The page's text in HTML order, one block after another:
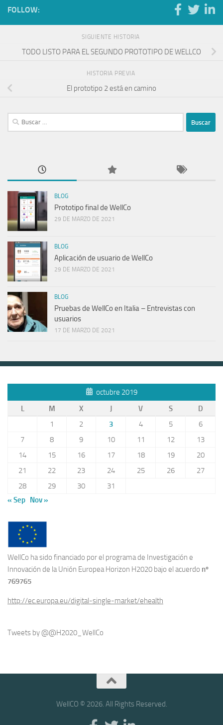
FOLLOW:
SIGUIENTE HISTORIA
TODO LISTO PARA EL SEGUNDO PROTOTIPO DE WELLCO
HISTORIA PREVIA
El prototipo 2 está en camino
Buscar:
BLOG
Prototipo final de WellCo
29 DE MARZO DE 2021
BLOG
Aplicación de usuario de WellCo
29 DE MARZO DE 2021
BLOG
Pruebas de WellCo en Italia – Entrevistas con
usuarios
17 DE MARZO DE 2021
octubre 2019
L
M X J V S
D
1
2 3 4 5
6
7
8 9 10 11 12
13
14
15 16 17 18 19
20
21
22 23 24 25 26
27
28
29 30
31
« Sep Nov »
WellCo ha sido financiado por el programa de Investigación e
Innovación de la Unión Europea Horizon H2020 bajo el acuerdo nº
769765
http://ec.europa.eu/digital-single-market/ehealth
Tweets by @@H2020_WellCo
WellCO © 2026. All Rights Reserved.